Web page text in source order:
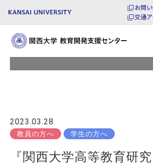
お問
交通ア
お知らせ
2023.03.28
教員の方へ 学生の方へ
『関西大学高等教育研